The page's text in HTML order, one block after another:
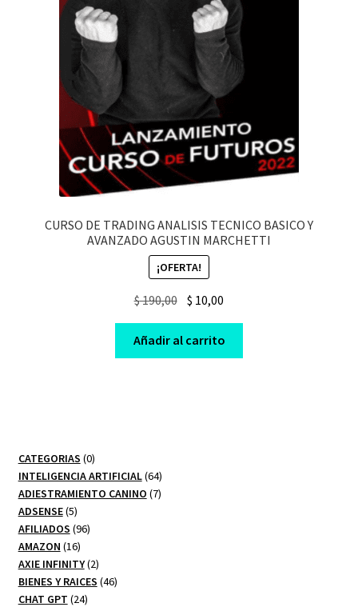
CURSO DE TRADING ANALISIS TECNICO BASICO Y
AVANZADO AGUSTIN MARCHETTI
¡OFERTA!
$190,00 Original
was:
$ 190,00.
$ 10,00
is:
$ 10,00.
Añadir al carrito
CATEGORIAS 00
productos
INTELIGENCIA ARTIFICIAL 6464
productos
ADIESTRAMIENTO CANINO 77
ADSENSE 55
productos
AFILIADOS 9696
AMAZON 1616
productos
AXIE INFINITY 22
productos
BIENES Y RAICES 4646
CHAT GPT 2424